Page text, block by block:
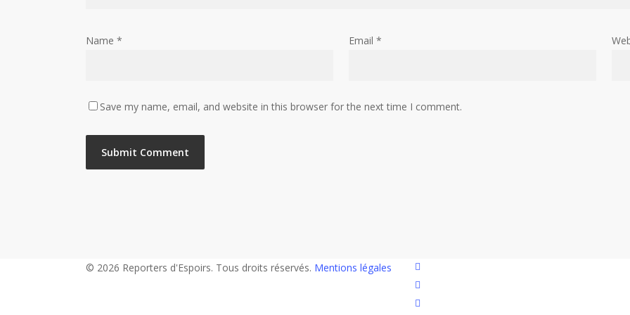
Name * Email *
Save my name, email, and website in this browser for the next time I comment.
© 2026 Reporters d'Espoirs. Tous droits réservés. Mentions légales
twitter
facebook
linkedin